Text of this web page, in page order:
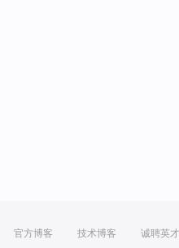
官方博客 技术博客 诚聘英才